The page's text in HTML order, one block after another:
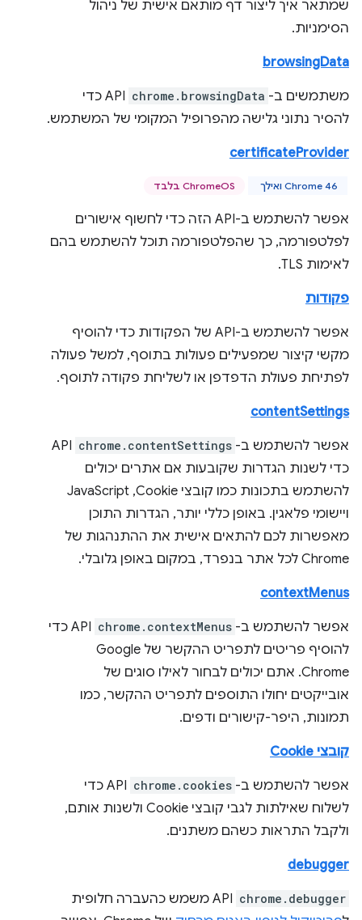
שמתאר איך ליצור דף מותאם אישית של ניהול
הסימניות.
browsingData
משתמשים ב- chrome.browsingData
API כדי
להסיר נתוני גלישה מהפרופיל המקומי של המשתמש.
certificateProvider
Chrome 46 ואילך ChromeOS בלבד
אפשר להשתמש ב-API הזה כדי לחשוף אישורים
לפלטפורמה, כך שהפלטפורמה תוכל להשתמש בהם
לאימות TLS.
פקודות
אפשר להשתמש ב-API של הפקודות כדי להוסיף
מקשי קיצור שמפעילים פעולות בתוסף, למשל פעולה
לפתיחת פעולת הדפדפן או לשליחת פקודה לתוסף.
contentSettings
אפשר להשתמש ב- chrome.contentSettings
API
כדי לשנות הגדרות שקובעות אם אתרים יכולים
להשתמש בתכונות כמו קובצי Cookie,‏ JavaScript
ויישומי פלאגין. באופן כללי יותר, הגדרות התוכן
מאפשרות לכם להתאים אישית את ההתנהגות של
Chrome לכל אתר בנפרד, במקום באופן גלובלי.
contextMenus
אפשר להשתמש ב- chrome.contextMenus
API כדי
להוסיף פריטים לתפריט ההקשר של Google
Chrome. אתם יכולים לבחור לאילו סוגים של
אובייקטים יחולו התוספים לתפריט ההקשר, כמו
תמונות, היפר-קישורים ודפים.
קובצי Cookie
אפשר להשתמש ב- chrome.cookies
API כדי
לשלוח שאילתות לגבי קובצי Cookie ולשנות אותם,
ולקבל התראות כשהם משתנים.
debugger
chrome.debugger
API משמש כהעברה חלופית